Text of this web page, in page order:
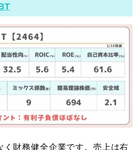
く財務健全企業です。売上は右